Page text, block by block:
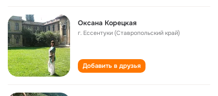
Оксана Корецкая
г. Ессентуки (Ставропольский край)
Добавить в друзья